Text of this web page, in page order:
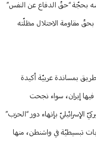
بحجّة “حقّ الدفاع عن النفس”
مقاومة الاحتلال مظلّته
بمساندة عربيّة أكيدة
فيها إيران، سواء نجحت
بإنهاء دور “الحزب”
تبسيطيّة في واشنطن، منها